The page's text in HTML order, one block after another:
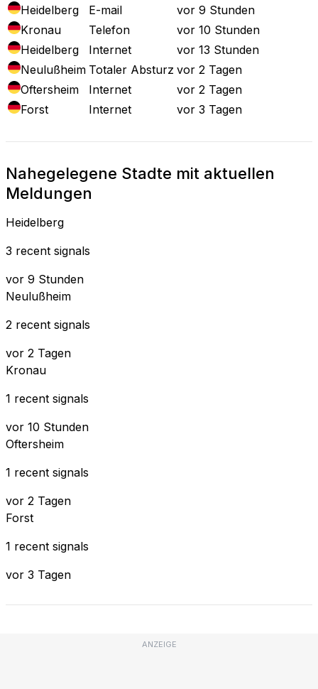
Heidelberg
E-mail
vor 9 Stunden
Kronau
Telefon
vor 10 Stunden
Heidelberg
Internet
vor 13 Stunden
Neulußheim Totaler Absturz vor 2 Tagen
Oftersheim
Internet
vor 2 Tagen
Forst
Internet vor 3 Tagen
Nahegelegene Stadte mit aktuellen
Meldungen
Heidelberg
3 recent signals
vor 9 Stunden
Neulußheim
2 recent signals
vor 2 Tagen
Kronau
1 recent signals
vor 10 Stunden
Oftersheim
1 recent signals
vor 2 Tagen
Forst
1 recent signals
vor 3 Tagen
ANZEIGE